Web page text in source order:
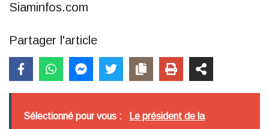
Siaminfos.com
Partager l'article
Sélectionné pour vous : Le président de la